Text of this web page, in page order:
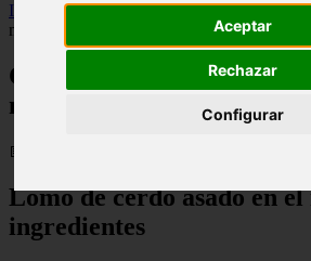
Aceptar
Rechazar
Configurar
Inicio
recetas >Como hacer Lomo de
microondas
Como hacer Lomo de cerdo
microondas
📅 16/05/2025
Lomo de cerdo asado en
ingredientes